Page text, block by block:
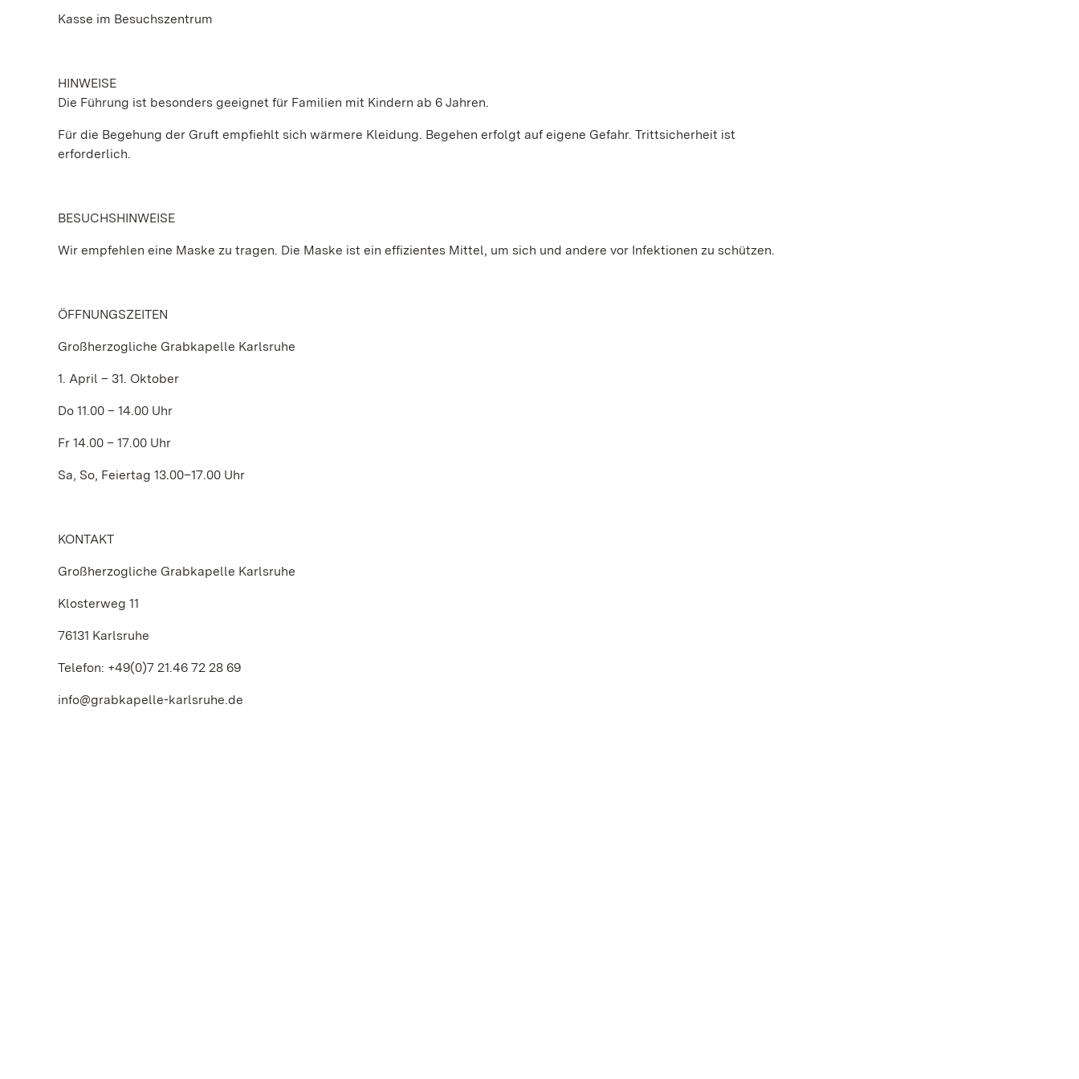
Kasse im Besuchszentrum
HINWEISE
Die Führung ist besonders geeignet für Familien mit Kindern ab 6 Jahren.
Für die Begehung der Gruft empfiehlt sich wärmere Kleidung. Begehen erfolgt auf eigene Gefahr. Trittsicherheit ist
erforderlich.
BESUCHSHINWEISE
Wir empfehlen eine Maske zu tragen. Die Maske ist ein effizientes Mittel, um sich und andere vor Infektionen zu schützen.
ÖFFNUNGSZEITEN
Großherzogliche Grabkapelle Karlsruhe
1. April – 31. Oktober
Do 11.00 – 14.00 Uhr
Fr 14.00 – 17.00 Uhr
Sa, So, Feiertag 13.00–17.00 Uhr
KONTAKT
Großherzogliche Grabkapelle Karlsruhe
Klosterweg 11
76131 Karlsruhe
Telefon: +49(0)7 21.46 72 28 69
info@grabkapelle-karlsruhe.de